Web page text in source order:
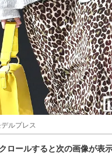
ルプレス
ロールすると次の画像が表